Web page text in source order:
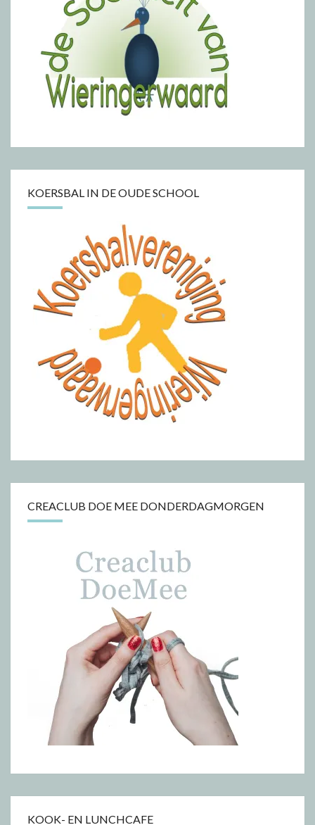
KOERSBAL IN DE OUDE SCHOOL
CREACLUB DOE MEE DONDERDAGMORGEN
KOOK- EN LUNCHCAFE